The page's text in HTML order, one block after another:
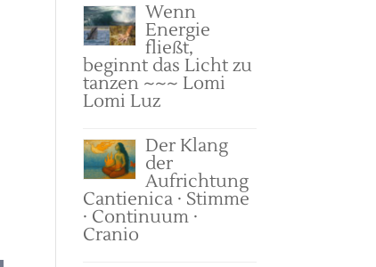
Wenn
Energie
fließt,
beginnt das Licht zu
tanzen ~~~ Lomi
Lomi Luz
Der Klang
der
Aufrichtung
Cantienica · Stimme
· Continuum ·
Cranio